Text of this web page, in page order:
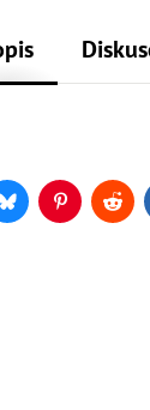
BlueskyPinterest